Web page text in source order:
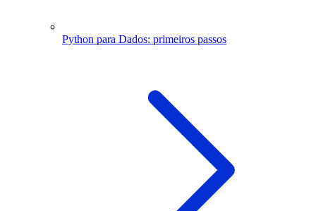
Python para Dados: primeiros passos